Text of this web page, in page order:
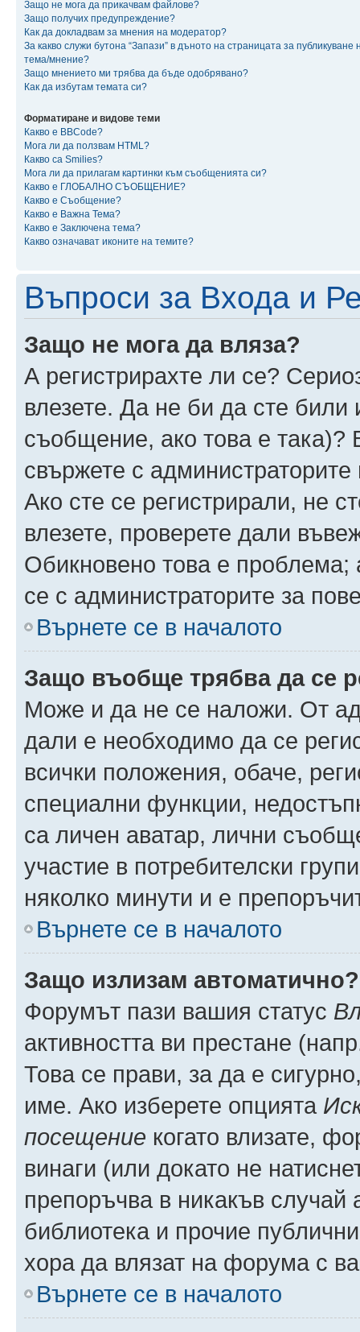
Защо не мога да прикачвам файлове?
Защо получих предупреждение?
Как да докладвам за мнения на модератор?
За какво служи бутона “Запази” в дъното на страницата за публикуване
тема/мнение?
Защо мнението ми трябва да бъде одобрявано?
Как да избутам темата си?
Форматиране и видове теми
Какво е BBCode?
Мога ли да ползвам HTML?
Какво са Smilies?
Мога ли да прилагам картинки към съобщенията си?
Какво е ГЛОБАЛНО СЪОБЩЕНИЕ?
Какво е Съобщение?
Какво е Важна Тема?
Какво е Заключена тема?
Какво означават иконите на темите?
Въпроси за Входа и
Защо не мога да вляза?
А регистрирахте ли се?
влезете. Да не би да сте
съобщение, ако това е така)?
свържете с
Ако сте се регистрирали, не
влезете, проверете дали
Обикновено това е проблема;
се с администраторите за
Върнете се в началото
Защо въобще трябва да се
Може и да не се наложи. От
дали е необходимо да се
всички положения, обаче,
специални функции,
са личен аватар, лични
участие в потребителски
няколко минути и е
Върнете се в началото
Защо излизам автоматично?
Форумът пази вашия статус
активността ви престане
Това се прави, за да е
име. Ако изберете опцията
посещение когато влизате,
винаги (или докато не
препоръчва в никакъв случай
библиотека и прочие
хора да влязат на форума с
Върнете се в началото